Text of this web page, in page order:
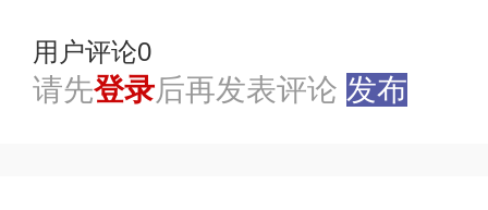
用户评论0
请先登录后再发表评论 发布